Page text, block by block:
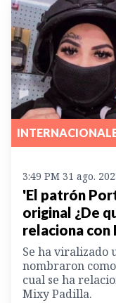
3:49 PM 31 ago.
'El patrón
original ¿De
relaciona con
Se ha viralizado
nombraron
cual se ha
Mixy Padilla.